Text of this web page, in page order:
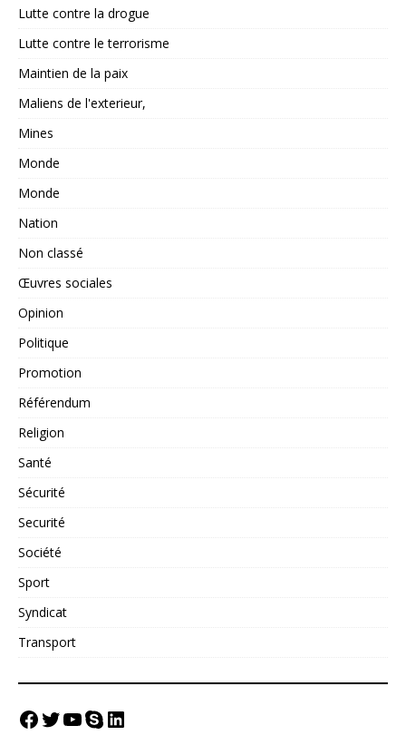
Lutte contre la drogue
Lutte contre le terrorisme
Maintien de la paix
Maliens de l'exterieur,
Mines
Monde
Monde
Nation
Non classé
Œuvres sociales
Opinion
Politique
Promotion
Référendum
Religion
Santé
Sécurité
Securité
Société
Sport
Syndicat
Transport